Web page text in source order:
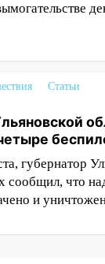
днем
в
Статьи
губернатор
сообщил, что
и